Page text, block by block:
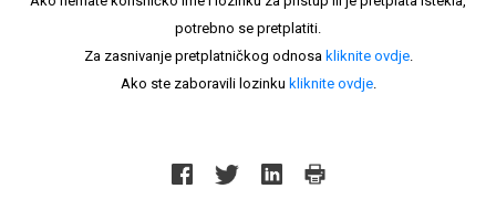
potrebno se pretplatiti.
Za zasnivanje pretplatničkog odnosa kliknite ovdje.
Ako ste zaboravili lozinku kliknite ovdje.